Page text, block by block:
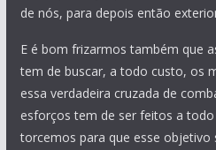
de nós, para depois então
E é bom frizarmos também que
tem de buscar, a todo custo, os
essa verdadeira cruzada de
esforços tem de ser feitos a
torcemos para que esse